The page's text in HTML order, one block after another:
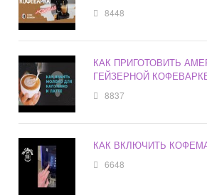
8448
КАК ПРИГОТОВИТЬ
ГЕЙЗЕРНОЙ
8837
КАК ВКЛЮЧИТЬ
6648